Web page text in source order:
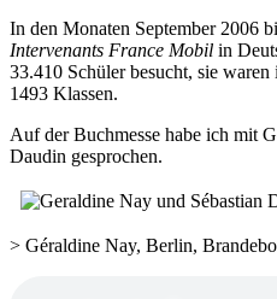
In den Monaten September 2006
Intervenants France Mobil in
33.410 Schüler besucht, sie
1493 Klassen.
Auf der Buchmesse habe ich mit
Daudin gesprochen.
> Géraldine Nay, Berlin,